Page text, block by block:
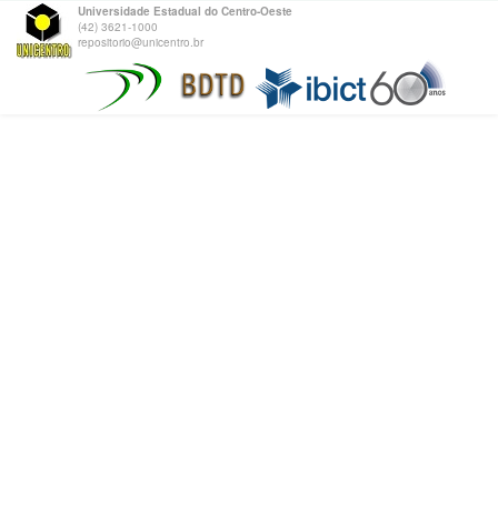
Universidade Estadual do Centro-Oeste
(42) 3621-1000
repositorio@unicentro.br